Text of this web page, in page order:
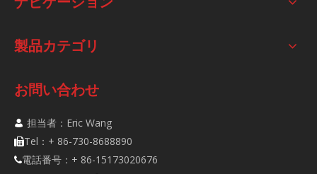
製品カテゴリ
お問い合わせ
 担当者：Eric Wang
Tel：+ 86-730-8688890
電話番号：+ 86-15173020676